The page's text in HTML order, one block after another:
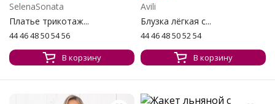
SelenaSonata
Платье трикотаж...
44 46 48 50 54 56
В корзину
Avili
Блузка лёгкая с...
44 46 48 50 52 54
В корзину